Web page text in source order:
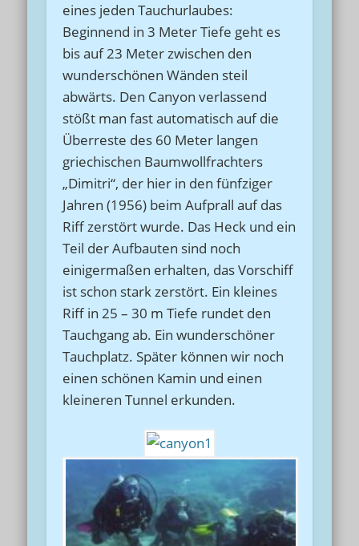
eines jeden Tauchurlaubes:
Beginnend in 3 Meter Tiefe geht es
bis auf 23 Meter zwischen den
wunderschönen Wänden steil
abwärts. Den Canyon verlassend
stößt man fast automatisch auf die
Überreste des 60 Meter langen
griechischen Baumwollfrachters
„Dimitri“, der hier in den fünfziger
Jahren (1956) beim Aufprall auf das
Riff zerstört wurde. Das Heck und ein
Teil der Aufbauten sind noch
einigermaßen erhalten, das Vorschiff
ist schon stark zerstört. Ein kleines
Riff in 25 – 30 m Tiefe rundet den
Tauchgang ab. Ein wunderschöner
Tauchplatz. Später können wir noch
einen schönen Kamin und einen
kleineren Tunnel erkunden.